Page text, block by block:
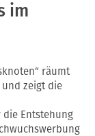
im
räumt
zeigt die
Entstehung